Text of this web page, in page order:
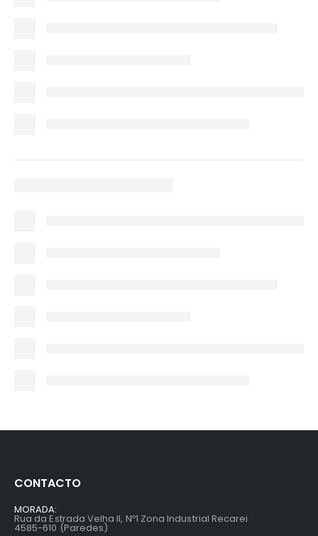
CONTACTO
MORADA:
Rua da Estrada Velha II, Nº1 Zona Industrial Recarei
4585-610 (Paredes)